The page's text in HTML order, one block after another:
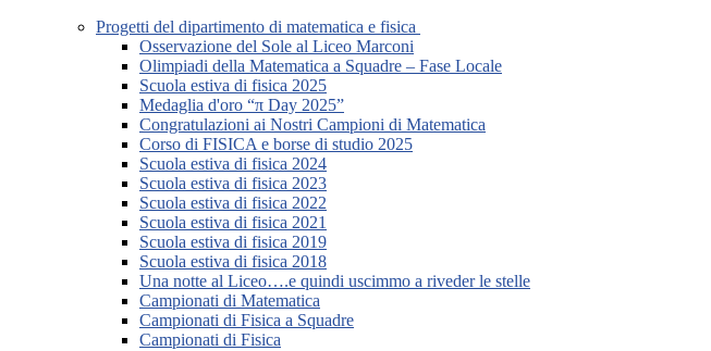
Progetti del dipartimento di matematica e fisica
Osservazione del Sole al Liceo Marconi
Olimpiadi della Matematica a Squadre – Fase Locale
Scuola estiva di fisica 2025
Medaglia d'oro “π Day 2025”
Congratulazioni ai Nostri Campioni di Matematica
Corso di FISICA e borse di studio 2025
Scuola estiva di fisica 2024
Scuola estiva di fisica 2023
Scuola estiva di fisica 2022
Scuola estiva di fisica 2021
Scuola estiva di fisica 2019
Scuola estiva di fisica 2018
Una notte al Liceo….e quindi uscimmo a riveder le stelle
Campionati di Matematica
Campionati di Fisica a Squadre
Campionati di Fisica